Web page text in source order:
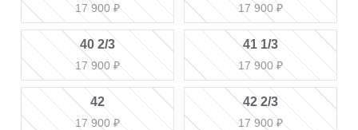
17 900 ₽ 17 900 ₽
40 2/3
17 900 ₽
41 1/3
17 900 ₽
42
17 900 ₽
42 2/3
17 900 ₽